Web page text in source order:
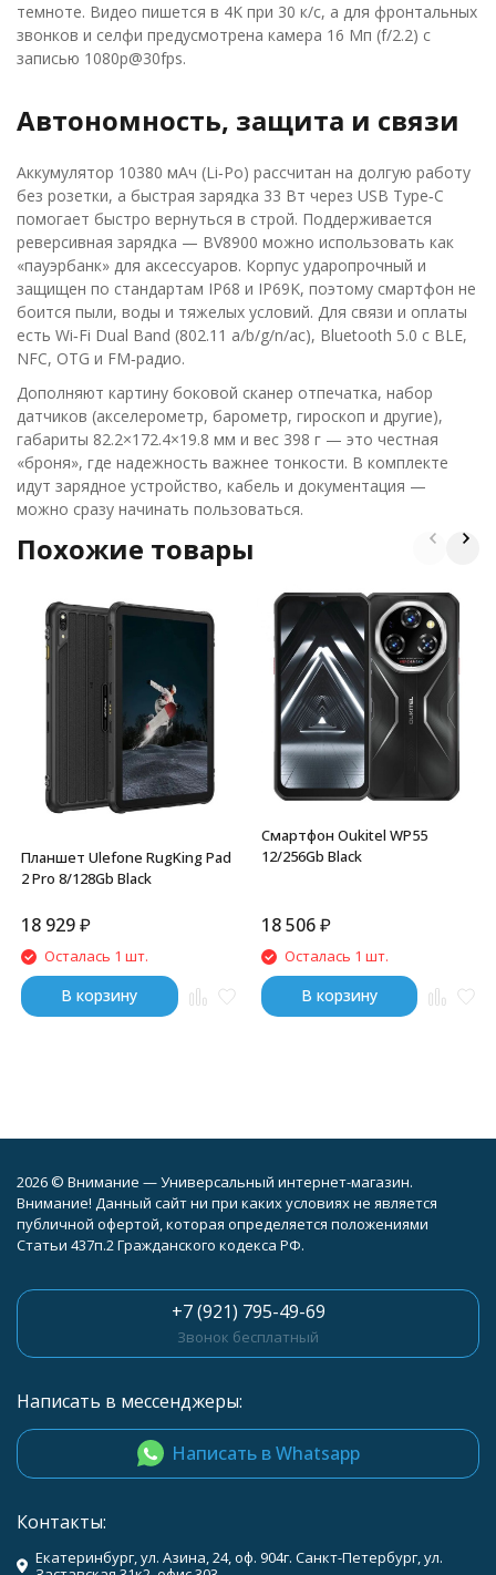
темноте. Видео пишется в 4K при 30 к/с, а для фронтальных
звонков и селфи предусмотрена камера 16 Мп (f/2.2) с
записью 1080p@30fps.
Автономность, защита и связи
Аккумулятор 10380 мАч (Li‑Po) рассчитан на долгую работу
без розетки, а быстрая зарядка 33 Вт через USB Type‑C
помогает быстро вернуться в строй. Поддерживается
реверсивная зарядка — BV8900 можно использовать как
«пауэрбанк» для аксессуаров. Корпус ударопрочный и
защищен по стандартам IP68 и IP69K, поэтому смартфон не
боится пыли, воды и тяжелых условий. Для связи и оплаты
есть Wi‑Fi Dual Band (802.11 a/b/g/n/ac), Bluetooth 5.0 с BLE,
NFC, OTG и FM‑радио.
Дополняют картину боковой сканер отпечатка, набор
датчиков (акселерометр, барометр, гироскоп и другие),
габариты 82.2×172.4×19.8 мм и вес 398 г — это честная
«броня», где надежность важнее тонкости. В комплекте
идут зарядное устройство, кабель и документация —
можно сразу начинать пользоваться.
Похожие товары
Планшет Ulefone RugKing Pad
2 Pro 8/128Gb Black
18 929₽
Осталась 1 шт.
В корзину
Смартфон Oukitel WP55
12/256Gb Black
18 506 ₽
Осталась 1 шт.
В корзину
2026 © Внимание — Универсальный интернет-магазин.
Внимание! Данный сайт ни при каких условиях не является
публичной офертой, которая определяется положениями
Статьи 437п.2 Гражданского кодекса РФ.
+7 (921) 795-49-69
Звонок бесплатный
Написать в мессенджеры:
Написать в Whatsapp
Контакты:
Екатеринбург, ул. Азина, 24, оф. 904г. Санкт-Петербург, ул.